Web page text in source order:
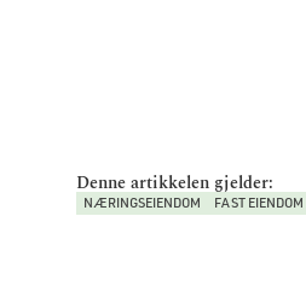
Denne artikkelen gjelder:
NÆRINGSEIENDOM FAST